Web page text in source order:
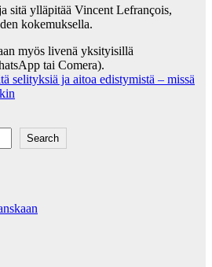
sitä ylläpitää Vincent Lefrançois,
kokemuksella.
myös livenä yksityisillä
tai Comera).
selityksiä ja aitoa edistymistä – missä
Search